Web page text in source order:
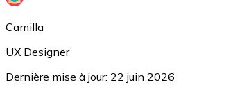
Camilla
UX Designer
Dernière mise à jour: 22 juin 2026